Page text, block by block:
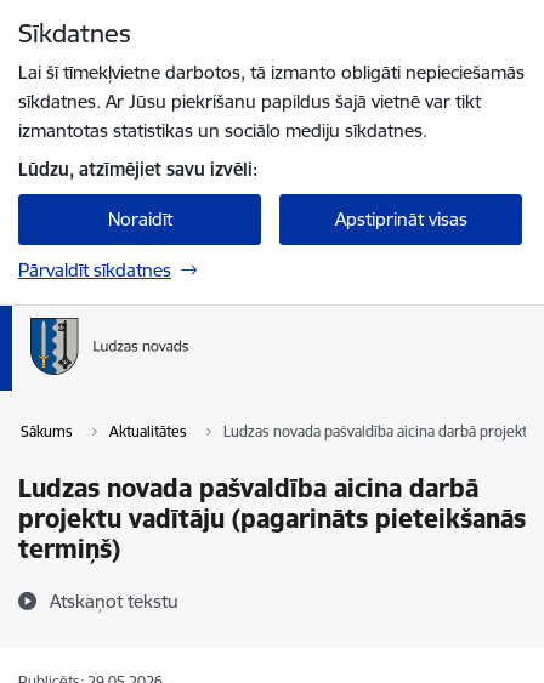
Sīkdatnes
Lai šī tīmekļvietne darbotos, tā izmanto obligāti nepieciešamās
sīkdatnes. Ar Jūsu piekrišanu papildus šajā vietnē var tikt
izmantotas statistikas un sociālo mediju sīkdatnes.
Lūdzu, atzīmējiet savu izvēli:
Noraidīt Apstiprināt visas
Pārvaldīt sīkdatnes
Sākums Aktualitātes Ludzas novada pašvaldība aicina darbā
Ludzas novada pašvaldība aicina darbā
projektu vadītāju (pagarināts pieteikšanās
termiņš)
Atskaņot tekstu